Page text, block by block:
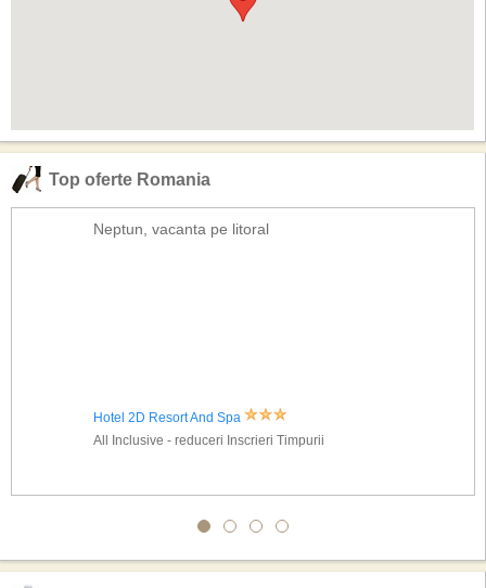
Top oferte Romania
Neptun, vacanta pe litoral
Hotel 2D Resort And Spa
All Inclusive - reduceri Inscrieri Timpurii